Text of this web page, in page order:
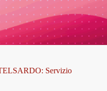
Servizio